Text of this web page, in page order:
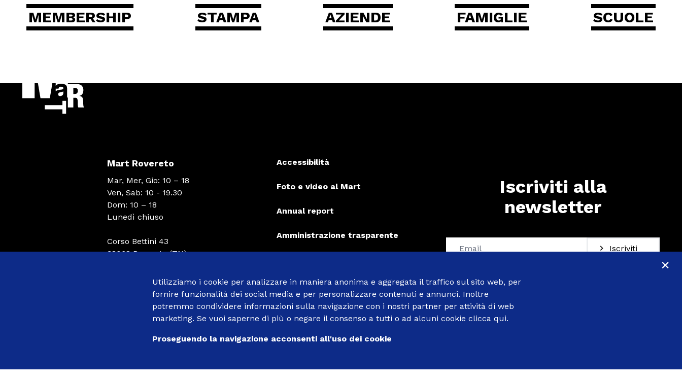
MEMBERSHIP STAMPA AZIENDE FAMIGLIE SCUOLE
Mart Rovereto
Mar, Mer, Gio: 10 – 18
Ven, Sab: 10 - 19.30
Dom: 10 – 18
Lunedì chiuso
Corso Bettini 43
38068 Rovereto (TN)
+39 0465 670820
Accessibilità
Foto e video al Mart
Annual report
Amministrazione trasparente
Privacy e note legali
Contatti
Iscriviti alla
newsletter
Iscriviti
Seguici
Utilizziamo i cookie per analizzare in maniera anonima e aggregata il traffico sul sito web, per
fornire funzionalità dei social media e per personalizzare contenuti e annunci. Inoltre
potremmo condividere informazioni sulla navigazione con i nostri partner per attività di web
marketing. Se vuoi saperne di più o negare il consenso a tutti o ad alcuni cookie clicca qui.
Proseguendo la navigazione acconsenti all'uso dei cookie
×